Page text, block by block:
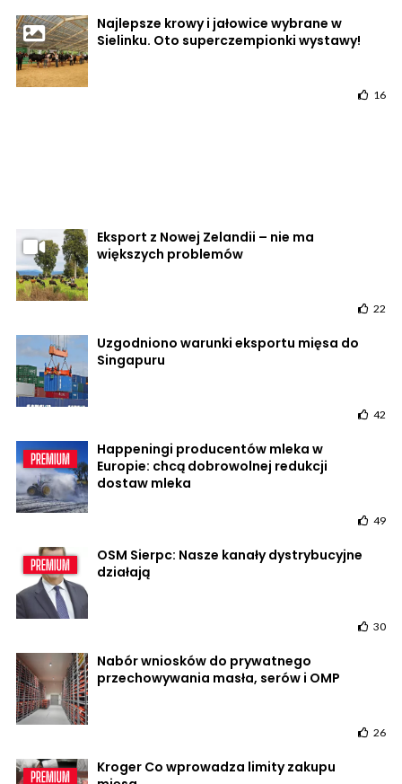
Najlepsze krowy i jałowice wybrane w
Sielinku. Oto superczempionki wystawy!
16
Eksport z Nowej Zelandii – nie ma
większych problemów
22
Uzgodniono warunki eksportu mięsa do
Singapuru
42
Happeningi producentów mleka w
Europie: chcą dobrowolnej redukcji
dostaw mleka
49
OSM Sierpc: Nasze kanały dystrybucyjne
działają
30
Nabór wniosków do prywatnego
przechowywania masła, serów i OMP
26
Kroger Co wprowadza limity zakupu